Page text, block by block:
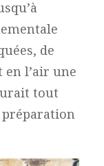
de
l’air une
tout
préparation